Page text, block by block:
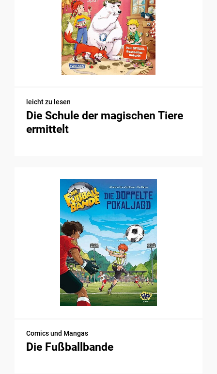
leicht zu lesen
Die Schule der magischen Tiere
ermittelt
Comics und Mangas
Die Fußballbande